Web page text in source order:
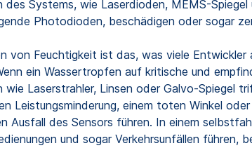
des Systems, wie Laserdioden, MEMS-Spiegel
Photodioden, beschädigen oder sogar
von Feuchtigkeit ist das, was viele Entwickler
ein Wassertropfen auf kritische und
wie Laserstrahler, Linsen oder Galvo-Spiegel
Leistungsminderung, einem toten Winkel
Ausfall des Sensors führen. In einem
und sogar Verkehrsunfällen führen,